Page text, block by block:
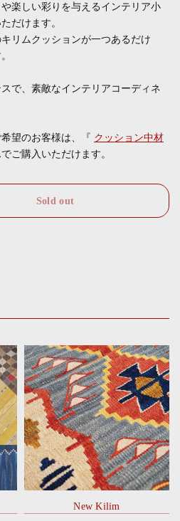
楽しい彩りを与えるインテリア小
だけます。
リムクッションが一つあるだけ
で、素敵なインテリアコーディネ
望のお客様は、『 クッション中材
ご購入いただけます。
Sold out
New Kilim